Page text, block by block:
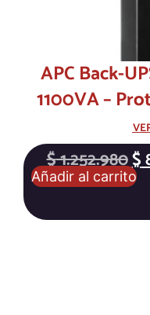
APC Back-
1100VA –
$1.252.980$
Añadir al carrito